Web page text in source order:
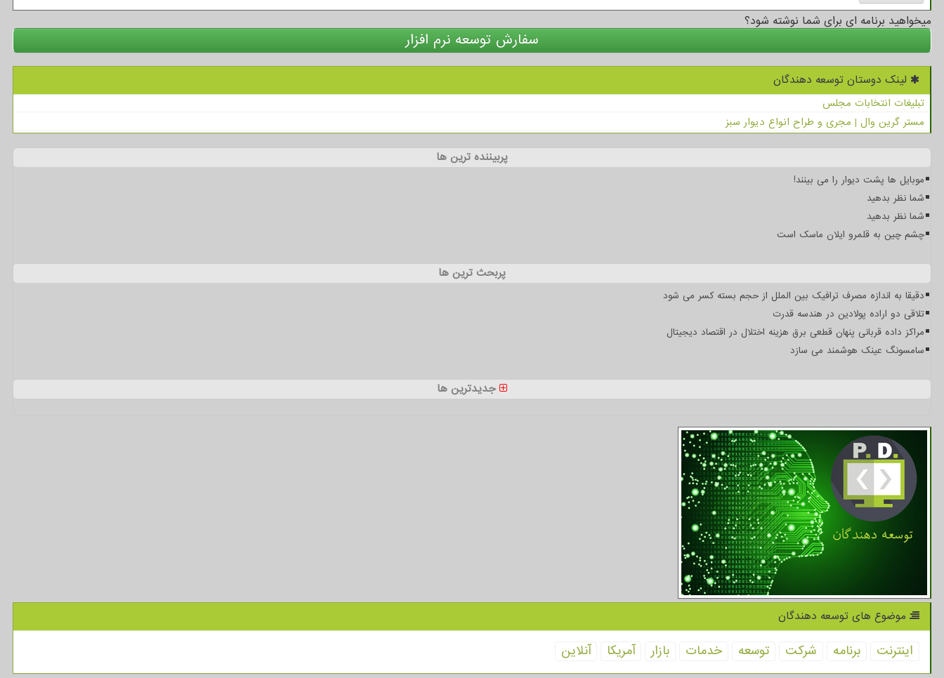
میخواهید برنامه ای برای شما نوشته شود؟
سفارش توسعه نرم افزار
لینک دوستان توسعه دهندگان
تبلیغات انتخابات مجلس
مستر گرین وال | مجری و طراح انواع دیوار سبز
پربیننده ترین ها
موبایل ها پشت دیوار را می بینند!
شما نظر بدهید
شما نظر بدهید
چشم چین به قلمرو ایلان ماسک است
پربحث ترین ها
دقیقا به اندازه مصرف ترافیک بین الملل از حجم بسته کسر می شود
تلاقی دو اراده پولادین در هندسه قدرت
مراکز داده قربانی پنهان قطعی برق هزینه اختلال در اقتصاد دیجیتال
سامسونگ عینک هوشمند می سازد
جدیدترین ها
موضوع های توسعه دهندگان
اینترنت برنامه شركت توسعه خدمات بازار آمریكا آنلاین